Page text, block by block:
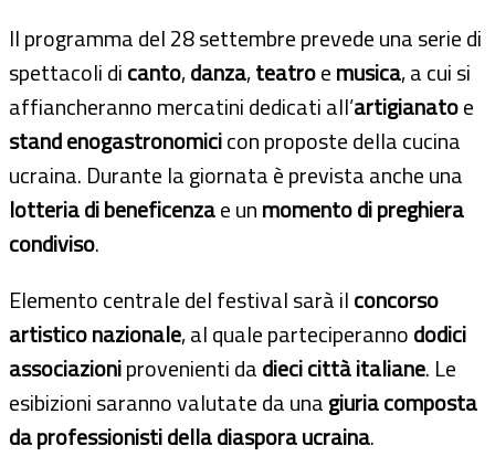
Il programma del 28 settembre prevede una serie di
spettacoli dicanto,danza,teatroemusica, a cui si
affiancheranno mercatini dedicati all’artigianatoe
stand enogastronomicicon proposte della cucina
ucraina. Durante la giornata è prevista anche una
lotteria di beneficenzae unmomento di preghiera
condiviso.
Elemento centrale del festival sarà ilconcorso
artistico nazionale, al quale parteciperannododici
associazioniprovenienti dadieci città italiane. Le
esibizioni saranno valutate da unagiuria composta
da professionisti della diaspora ucraina.